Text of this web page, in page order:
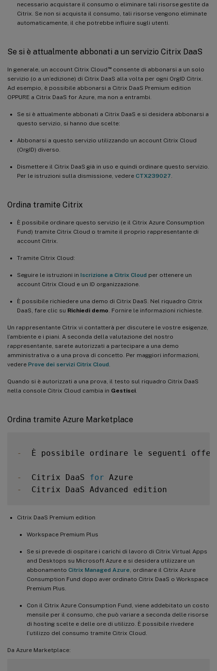
necessario acquistare il consumo o eliminare tali risorse gestite da
Citrix. Se non si acquista il consumo, tali risorse vengono eliminate
automaticamente, il che potrebbe influire sugli utenti.
Se si è attualmente abbonati a un servizio Citrix DaaS
In generale, un account Citrix Cloud ™consente di abbonarsi a un solo
servizio (o a un’edizione) di Citrix DaaS alla volta per ogni OrgID Citrix.
Ad esempio, è possibile abbonarsi a Citrix DaaS Premium edition
OPPURE a Citrix DaaS for Azure, ma non a entrambi.
Se si è attualmente abbonati a Citrix DaaS e si desidera abbonarsi a
questo servizio, si hanno due scelte:
Abbonarsi a questo servizio utilizzando un account Citrix Cloud
(OrgID) diverso.
Dismettere il Citrix DaaS già in uso e quindi ordinare questo servizio.
Per le istruzioni sulla dismissione, vedere CTX239027
Ordina tramite Citrix
È possibile ordinare questo servizio (e il Citrix Azure Consumption
Fund) tramite Citrix Cloud o tramite il proprio rappresentante di
account Citrix.
Tramite Citrix Cloud:
Seguire le istruzioni in Iscrizione a Citrix Cloud per ottenere un
account Citrix Cloud e un ID organizzazione.
È possibile richiedere una demo di Citrix DaaS. Nel riquadro Citrix
DaaS, fare clic su Richiedi demo . Fornire le informazioni richieste.
Un rappresentante Citrix vi contatterà per discutere le vostre esigenze,
l’ambiente e i piani. A seconda della valutazione del nostro
rappresentante, sarete autorizzati a partecipare a una demo
amministrativa o a una prova di concetto. Per maggiori informazioni,
vedere Prove dei servizi Citrix Cloud
Quando si è autorizzati a una prova, il testo sul riquadro Citrix DaaS
nella console Citrix Cloud cambia in Gestisci
Ordina tramite Azure Marketplace
-
È possibile ordinare le seguenti
-
  Citrix DaaS
for
-
Citrix DaaS Premium edition
Workspace Premium Plus
Se si prevede di ospitare i carichi di lavoro di Citrix Virtual Apps
and Desktops su Microsoft Azure e si desidera utilizzare un
abbonamento Citrix Managed Azure , ordinare il Citrix Azure
Consumption Fund dopo aver ordinato Citrix DaaS o Workspace
Premium Plus.
Con il Citrix Azure Consumption Fund, viene addebitato un costo
mensile per il consumo, che può variare a seconda delle risorse
di hosting scelte e delle ore di utilizzo. È possibile rivedere
l’utilizzo del consumo tramite Citrix Cloud.
Da Azure Marketplace: